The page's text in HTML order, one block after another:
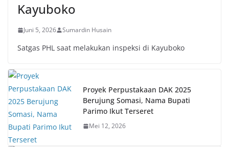
Kayuboko
Juni 5, 2026 Sumardin Husain
Satgas PHL saat melakukan inspeksi di Kayuboko
Proyek Perpustakaan DAK 2025
Berujung Somasi, Nama Bupati
Parimo Ikut Terseret
Mei 12, 2026